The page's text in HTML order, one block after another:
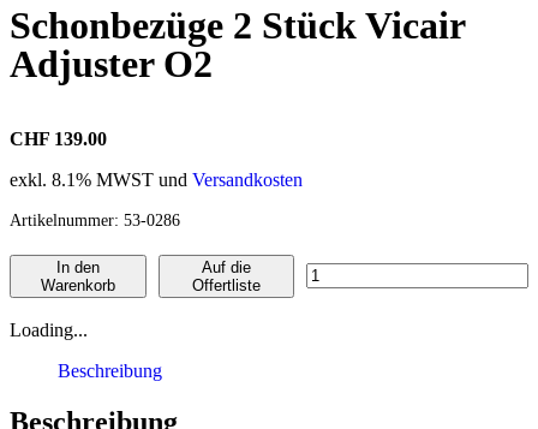
Schonbezüge 2 Stück Vicair
Adjuster O2
CHF 139.00
exkl. 8.1% MWST und Versandkosten
Artikelnummer: 53-0286
In den
Warenkorb
Auf die
Offertliste
Loading...
Beschreibung
Beschreibung